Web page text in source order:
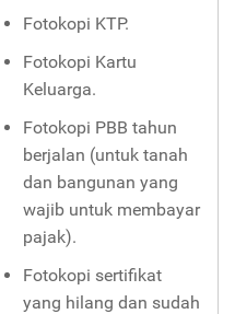
Fotokopi KTP.
Fotokopi Kartu
Keluarga.
Fotokopi PBB tahun
berjalan (untuk tanah
dan bangunan yang
wajib untuk membayar
pajak).
Fotokopi sertifikat
yang hilang dan sudah